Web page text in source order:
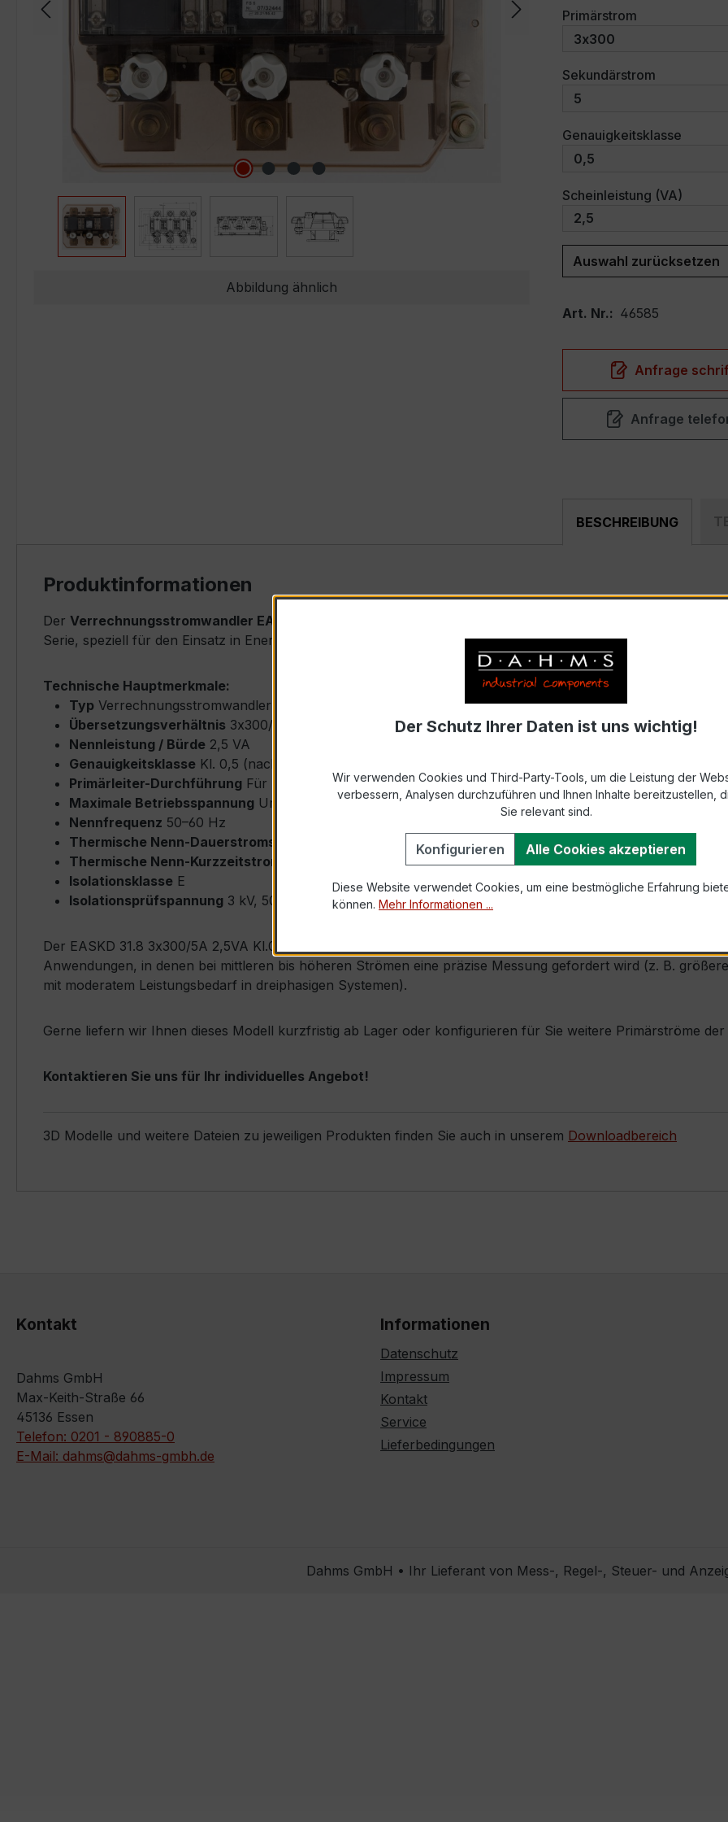
Abbildung ähnlich
Primärstrom
Sekundärstrom
Genauigkeitsklasse
Scheinleistung (VA)
Auswahl zurücksetzen
Art. Nr.: 46585
Anfrage
Anfrage
BESCHREIBUNG
Produktinformationen
Der Verrechnungsstromwandler EASKD 31.8 3x300/5A 2,5VA Kl.0,5
ist ein kompakter, hochpräziser
Serie, speziell für den Einsatz in Energieverteilung, Schaltanlagen, Zählerfeldern und industriellen Mess- und
Technische Hauptmerkmale:
Typ Verrechnungsstromwandler (Flachleiter-Typ) – EASKD 31.8
Übersetzungsverhältnis 3x300/5 A (Primärnennstrom 300 A pro Phase, Sekundärnennstrom 5 A)
Nennleistung / Bürde 2,5 VA
Genauigkeitsklasse Kl. 0,5 (nach IEC/EN 61869-2 bzw. DIN EN 61869-2)
Primärleiter-Durchführung Für Flachleiter bis max. 31 × 8 mm
Maximale Betriebsspannung Um ≤ 0,72 kV
Nennfrequenz 50–60 Hz
Thermische Nenn-Dauerstromstärke
Icth = 1,0 × Ipr (Dauerstrom 1 × Primärnennstrom)
Thermische Nenn-Kurzzeitstromstärke
Ith = 100 × Ipr, 1 s
Isolationsklasse E
Isolationsprüfspannung 3 kV, 50 Hz, 1 min
Der EASKD 31.8 3x300/5A 2,5VA Kl.0,5 zeichnet sich durch seine sehr kompakte Bauform, hohe
Anwendungen, in denen bei mittleren bis höheren Strömen eine präzise Messung gefordert wird (z. B.
mit moderatem Leistungsbedarf in dreiphasigen Systemen).
Gerne liefern wir Ihnen dieses Modell kurzfristig ab Lager oder konfigurieren für Sie weitere Primärströme der
Kontaktieren Sie uns für Ihr individuelles Angebot!
3D Modelle und weitere Dateien zu jeweiligen Produkten finden Sie auch in unserem Downloadbereich
Kontakt
Dahms GmbH
Max-Keith-Straße 66
45136 Essen
Telefon: 0201 - 890885-0
E-Mail: dahms@dahms-gmbh.de
Informationen
Datenschutz
Impressum
Kontakt
Service
Lieferbedingungen
Dahms GmbH • Ihr Lieferant von Mess-, Regel-, Steuer- und
Der Schutz Ihrer Daten ist uns wichtig!
Wir verwenden Cookies und Third-Party-Tools, um die Leistung der
verbessern, Analysen durchzuführen und Ihnen Inhalte bereitzustellen,
Sie relevant sind.
Konfigurieren Alle Cookies akzeptieren
Diese Website verwendet Cookies, um eine bestmögliche Erfahrung
können. Mehr Informationen ...